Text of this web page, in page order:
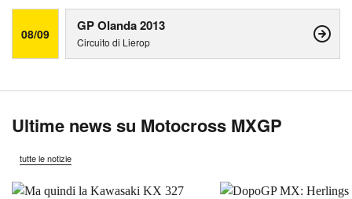
08/09 GP Olanda 2013
Circuito di Lierop
Ultime news su Motocross MXGP
tutte le notizie